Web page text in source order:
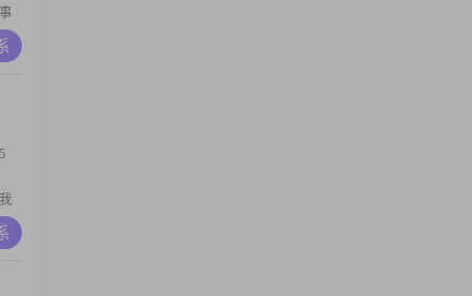
格
事
断
的